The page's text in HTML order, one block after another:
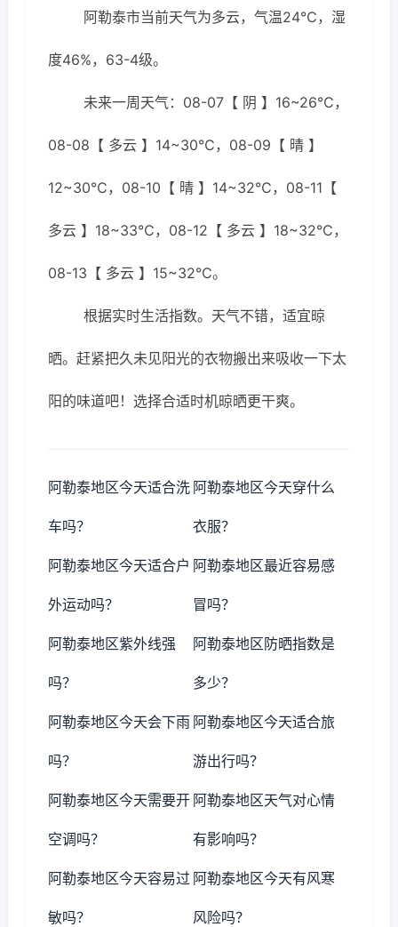
阿勒泰市当前天气为多云，气温24℃，湿
度46%，63-4级。
未来一周天气：08-07【 阴 】16~26℃，
08-08【 多云 】14~30℃，08-09【 晴 】
12~30℃，08-10【 晴 】14~32℃，08-11【
多云 】18~33℃，08-12【 多云 】18~32℃，
08-13【 多云 】15~32℃。
根据实时生活指数。天气不错，适宜晾
晒。赶紧把久未见阳光的衣物搬出来吸收一下太
阳的味道吧！选择合适时机晾晒更干爽。
阿勒泰地区今天适合洗
车吗？
阿勒泰地区今天穿什么
衣服？
阿勒泰地区今天适合户
外运动吗？
阿勒泰地区最近容易感
冒吗？
阿勒泰地区紫外线强
吗？
阿勒泰地区防晒指数是
多少？
阿勒泰地区今天会下雨
吗？
阿勒泰地区今天适合旅
游出行吗？
阿勒泰地区今天需要开
空调吗？
阿勒泰地区天气对心情
有影响吗？
阿勒泰地区今天容易过
敏吗？
阿勒泰地区今天有风寒
风险吗？